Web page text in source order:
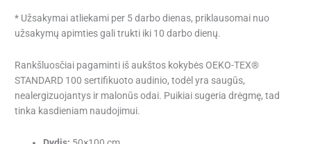
* Užsakymai atliekami per 5 darbo dienas, priklausomai nuo
užsakymų apimties gali trukti iki 10 darbo dienų.
Rankšluosčiai pagaminti iš aukštos kokybės OEKO-TEX®
STANDARD 100 sertifikuoto audinio, todėl yra saugūs,
nealergizuojantys ir malonūs odai. Puikiai sugeria drėgmę, tad
tinka kasdieniam naudojimui.